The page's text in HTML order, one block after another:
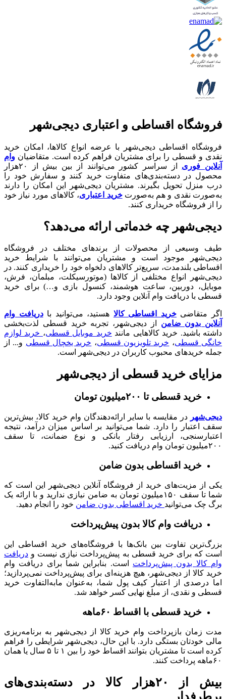
فروشگاه اقساطی و اعتباری دیجی‌شهر
فروشگاه اقساطی دیجی‌شهر با عرضه انواع کالا‌ها، امکان خرید
نقدی و قسطی را برای مشتریان فراهم کرده است. متقاضیان وام
آنلاین فوری
از سراسر کشور می‌توانند از بین بیش از ۲۰هزار
محصول در دسته‌بندی‌های متفاوت خرید کنند و سفارش خود را
درب منزل تحویل بگیرند. مشتریان دیجی‌شهر این امکان را دارند
به‌صورت نقدی و هم به‌صورت خرید اعتباری، کالاهای مورد نیاز خود
را از فروشگاه خریداری کنند.
دیجی‌شهر چه خدماتی ارائه می‌دهد؟
طیف وسیعی از محصولات از برندهای مختلف در فروشگاه
دیجی‌شهر موجود است و مشتریان می‌توانند با شرایط خرید
اقساطی بلندمدت، سریع‌تر کالاهای دلخواه خود را خریداری کنند. در
دیجی‌شهر انواع مختلفی از کالاها (موتورسیکلت، مبلمان، فرش،
موبایل، دوربین، ساعت هوشمند، کنسول بازی و…) برای خرید
قسطی با دریافت وام آنلاین وجود دارد.
اگر متقاضیخرید اقساطی کالا هستید، می‌توانید بادریافت وام
آنلاین بدون ضامن
از دیجی‌شهر، تجربه خرید قسطی لذت‌بخشی
داشته باشید. خرید کالا‌هایی مانند خرید موبایل قسطی، خرید لوازم
خانگی قسطی، خرید تلویزیون قسطی، خرید یخچال قسطی و... از
جمله خرید‌های محبوب کاربران در دیجی‌شهر است.
مزایای خرید قسطی از دیجی‌شهر
خرید قسطی تا ۲۰۰میلیون تومان
دیجی‌شهر در مقایسه با سایر ارائه‌دهندگان وام خرید کالا، بیش‌ترین
سقف اعتبار را دارد. شما می‌توانید بر اساس میزان درآمد، نتیجه
اعتبارسنجی، ارزیابی رفتار بانکی و نوع ضمانت، تا سقف
۲۰۰میلیون تومان وام دریافت کنید.
خرید اقساطی بدون ضامن
یکی از مزیت‌های خرید از فروشگاه آنلاین دیجی‌شهر این است که
شما تا سقف ۱۵۰میلیون تومان به ضامن نیازی ندارید و با ارائه یک
برگ چک می‌توانید خرید اقساطی بدون ضامن خود را انجام دهید.
دریافت وام کالا بدون پیش‌پرداخت
بزرگ‌ترین تفاوت بین بانک‌ها با فروشگاه‌های خرید اقساطی این
است که برای خرید قسطی به پیش‌پرداخت نیازی نیست و دریافت
وام کالا بدون پیش‌پرداخت
است. بنابراین شما برای دریافت وام
خرید کالا از دیجی‌شهر، هیچ هزینه‌ای برای پیش‌پرداخت نمی‌پردازید؛
اما درصدی از اعتبار کیف پول شما، به‌عنوان مابه‌التفاوت خرید
قسطی و نقدی، از مبلغ نهایی کسر خواهد شد.
خرید قسطی با اقساط ۶۰ماهه
مدت زمان بازپرداخت وام خرید کالا از دیجی‌شهر به برنامه‌ریزی
مالی خودتان بستگی دارد. با این حال، دیجی‌شهر شرایطی را فراهم
کرده است تا مشتریان بتوانند اقساط خود را بین ۱ تا ۵ سال یا همان
۶۰ماهه پرداخت کنند.
بیش از ۲۰هزار کالا در دسته‌بندی‌های